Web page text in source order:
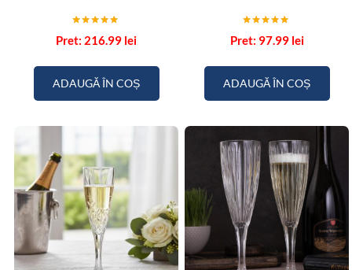
5.00
216.99 lei
ADAUGĂ ÎN COȘ
5.00
97.99 lei
ADAUGĂ ÎN COȘ